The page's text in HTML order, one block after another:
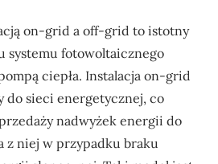
on-grid a off-grid to istotny
systemu fotowoltaicznego
ciepła. Instalacja on-grid
do sieci energetycznej, co
nadwyżek energii do
z niej w przypadku braku